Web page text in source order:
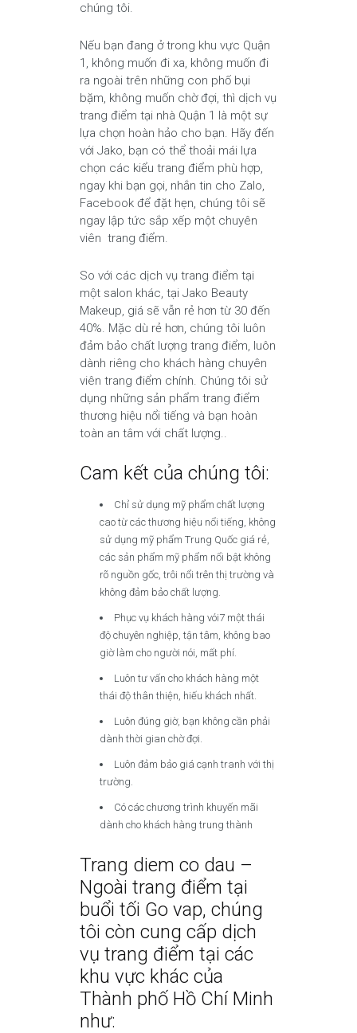
chúng tôi.
Nếu bạn đang ở trong khu vực Quận
1, không muốn đi xa, không muốn đi
ra ngoài trên những con phố bụi
bặm, không muốn chờ đợi, thì dịch vụ
trang điểm tại nhà Quận 1 là một sự
lựa chọn hoàn hảo cho bạn. Hãy đến
với Jako, bạn có thể thoải mái lựa
chọn các kiểu trang điểm phù hợp,
ngay khi bạn gọi, nhắn tin cho Zalo,
Facebook để đặt hẹn, chúng tôi sẽ
ngay lập tức sắp xếp một chuyên
viên trang điểm.
So với các dịch vụ trang điểm tại
một salon khác, tại Jako Beauty
Makeup, giá sẽ vẫn rẻ hơn từ 30 đến
40%. Mặc dù rẻ hơn, chúng tôi luôn
đảm bảo chất lượng trang điểm, luôn
dành riêng cho khách hàng chuyên
viên trang điểm chính. Chúng tôi sử
dụng những sản phẩm trang điểm
thương hiệu nổi tiếng và bạn hoàn
toàn an tâm với chất lượng..
Cam kết của chúng tôi:
Chỉ sử dụng mỹ phẩm chất lượng
cao từ các thương hiệu nổi tiếng, không
sử dụng mỹ phẩm Trung Quốc giá rẻ,
các sản phẩm mỹ phẩm nổi bật không
rõ nguồn gốc, trôi nổi trên thị trường và
không đảm bảo chất lượng.
Phục vụ khách hàng vói7 một thái
độ chuyên nghiệp, tận tâm, không bao
giờ làm cho người nói, mất phí.
Luôn tư vấn cho khách hàng một
thái độ thân thiện, hiếu khách nhất.
Luôn đúng giờ, bạn không cần phải
dành thời gian chờ đợi.
Luôn đảm bảo giá cạnh tranh với thị
trường.
Có các chương trình khuyến mãi
dành cho khách hàng trung thành
Trang diem co dau –
Ngoài trang điểm tại
buổi tối Go vap, chúng
tôi còn cung cấp dịch
vụ trang điểm tại các
khu vực khác của
Thành phố Hồ Chí Minh
như: